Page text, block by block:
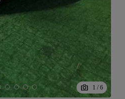
1 / 6